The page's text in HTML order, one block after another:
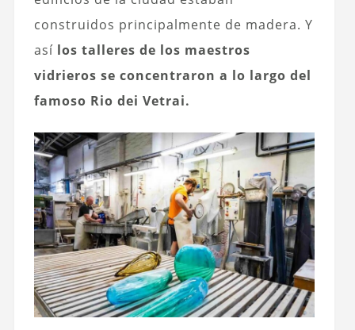
construidos principalmente de madera. Y
así los talleres de los maestros
vidrieros se concentraron a lo largo del
famoso Rio dei Vetrai.